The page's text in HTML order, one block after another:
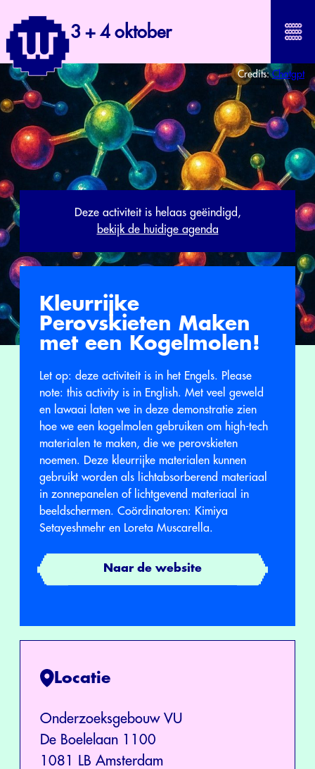
3 + 4 oktober
Credits:Chatgpt
Deze activiteit is helaas geëindigd,
bekijk de huidige agenda
Kleurrijke
Perovskieten Maken
met een Kogelmolen!
Let op: deze activiteit is in het Engels. Please
note: this activity is in English. Met veel geweld
en lawaai laten we in deze demonstratie zien
hoe we een kogelmolen gebruiken om high-tech
materialen te maken, die we perovskieten
noemen. Deze kleurrijke materialen kunnen
gebruikt worden als lichtabsorberend materiaal
in zonnepanelen of lichtgevend materiaal in
beeldschermen. Coördinatoren: Kimiya
Setayeshmehr en Loreta Muscarella.
Naar de website
Locatie
Onderzoeksgebouw VU
De Boelelaan 1100
1081 LB Amsterdam